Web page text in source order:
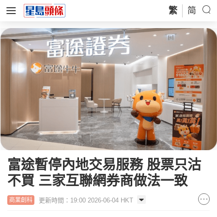
繁 简
富途暫停內地交易服務 股票只沽
不買 三家互聯網券商做法一致
商業創科 更新時間：19:00 2026-06-04 HKT